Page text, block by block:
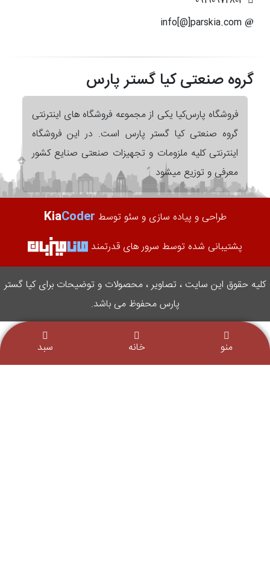
گروه صنعتی کیا گستر پارس
فروشگاه پارس‌کیا یکی از مجموعه فروشگاه های اینترنتی
گروه صنعتی کیا گستر پارس است. در این فروشگاه
اینترنتی کلیه ملزومات و تجهیزات صنعتی صنایع کشور
معرفی و توزیع میشود
طراحی و پیاده سازی و سئو توسط KiaCoder
پشتیبانی شده توسط سرور های قدرتمند
کلیه حقوق این سایت ، تصاویر ، محصولات و توضیحات برای کیا گستر
پارس محفوظ می باشد.
منو خانه سبد